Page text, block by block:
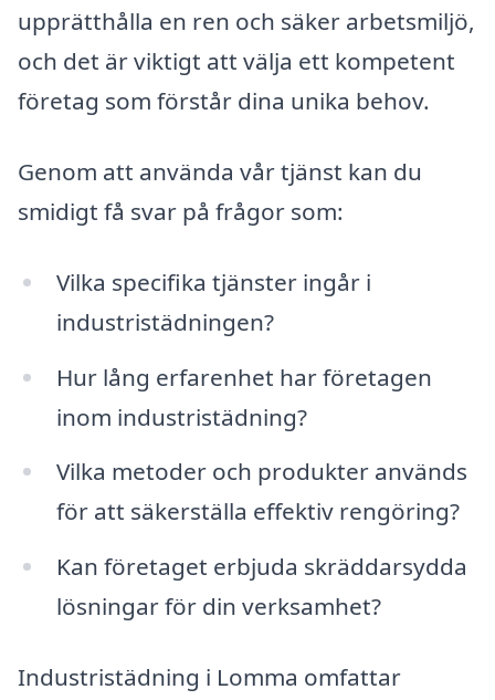
upprätthålla en ren och säker arbetsmiljö,
och det är viktigt att välja ett kompetent
företag som förstår dina unika behov.
Genom att använda vår tjänst kan du
smidigt få svar på frågor som:
Vilka specifika tjänster ingår i
industristädningen?
Hur lång erfarenhet har företagen
inom industristädning?
Vilka metoder och produkter används
för att säkerställa effektiv rengöring?
Kan företaget erbjuda skräddarsydda
lösningar för din verksamhet?
Industristädning i Lomma omfattar